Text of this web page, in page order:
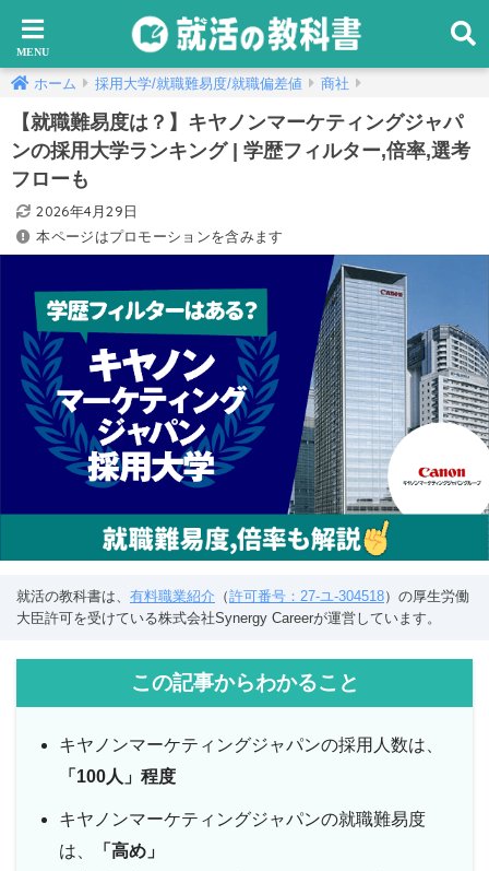
ホーム 採用大学/就職難易度/就職偏差値 商社
【就職難易度は？】キヤノンマーケティングジャパ
ンの採用大学ランキング | 学歴フィルター,倍率,選考
フローも
2026年4月29日
本ページはプロモーションを含みます
就活の教科書は、 有料職業紹介 （許可番号：27-ユ-304518）の厚生労働
大臣許可を受けている株式会社Synergy Careerが運営しています。
この記事からわかること
キヤノンマーケティングジャパンの採用人数は、
「100人」程度
キヤノンマーケティングジャパンの就職難易度
は、
「 高め」